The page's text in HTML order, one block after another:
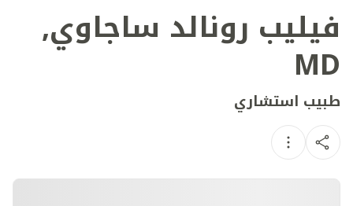
فيليب رونالد ساجاوي,
MD
طبيب استشاري